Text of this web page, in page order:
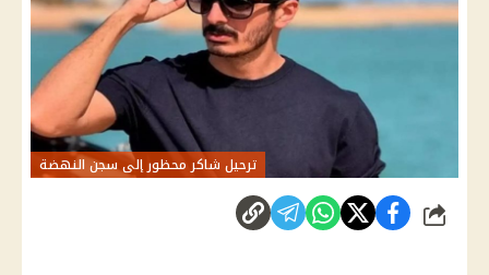
ترحيل شاكر محظور إلى سجن النهضة
شارك